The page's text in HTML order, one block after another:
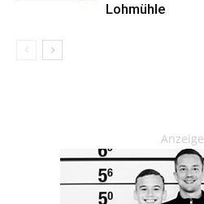
Lohmühle
Anzeige